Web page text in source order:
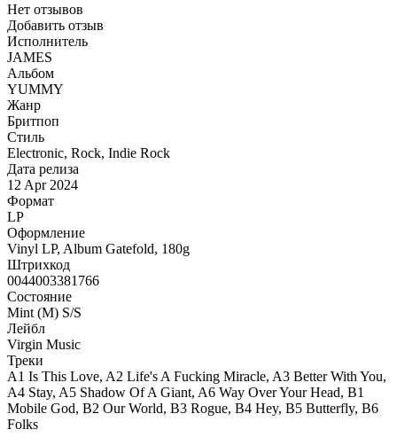
Нет отзывов
Добавить отзыв
Исполнитель
JAMES
Альбом
YUMMY
Жанр
Бритпоп
Стиль
Electronic, Rock, Indie Rock
Дата релиза
12 Apr 2024
Формат
LP
Оформление
Vinyl LP, Album Gatefold, 180g
Штрихкод
0044003381766
Состояние
Mint (M) S/S
Лейбл
Virgin Music
Треки
A1 Is This Love, A2 Life's A Fucking Miracle, A3 Better With You,
A4 Stay, A5 Shadow Of A Giant, A6 Way Over Your Head, B1
Mobile God, B2 Our World, B3 Rogue, B4 Hey, B5 Butterfly, B6
Folks